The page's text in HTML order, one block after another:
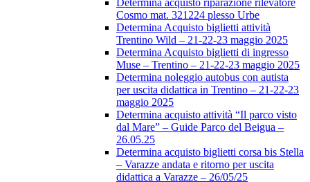
Determina acquisto riparazione rilevatore
Cosmo mat. 321224 plesso Urbe
Determina Acquisto biglietti attività
Trentino Wild – 21-22-23 maggio 2025
Determina Acquisto biglietti di ingresso
Muse – Trentino – 21-22-23 maggio 2025
Determina noleggio autobus con autista
per uscita didattica in Trentino – 21-22-23
maggio 2025
Determina acquisto attività “Il parco visto
dal Mare” – Guide Parco del Beigua –
26.05.25
Determina acquisto biglietti corsa bis Stella
– Varazze andata e ritorno per uscita
didattica a Varazze – 26/05/25